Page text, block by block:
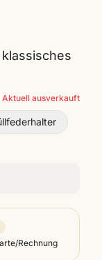
Aktuell ausverkauft
Rechnung